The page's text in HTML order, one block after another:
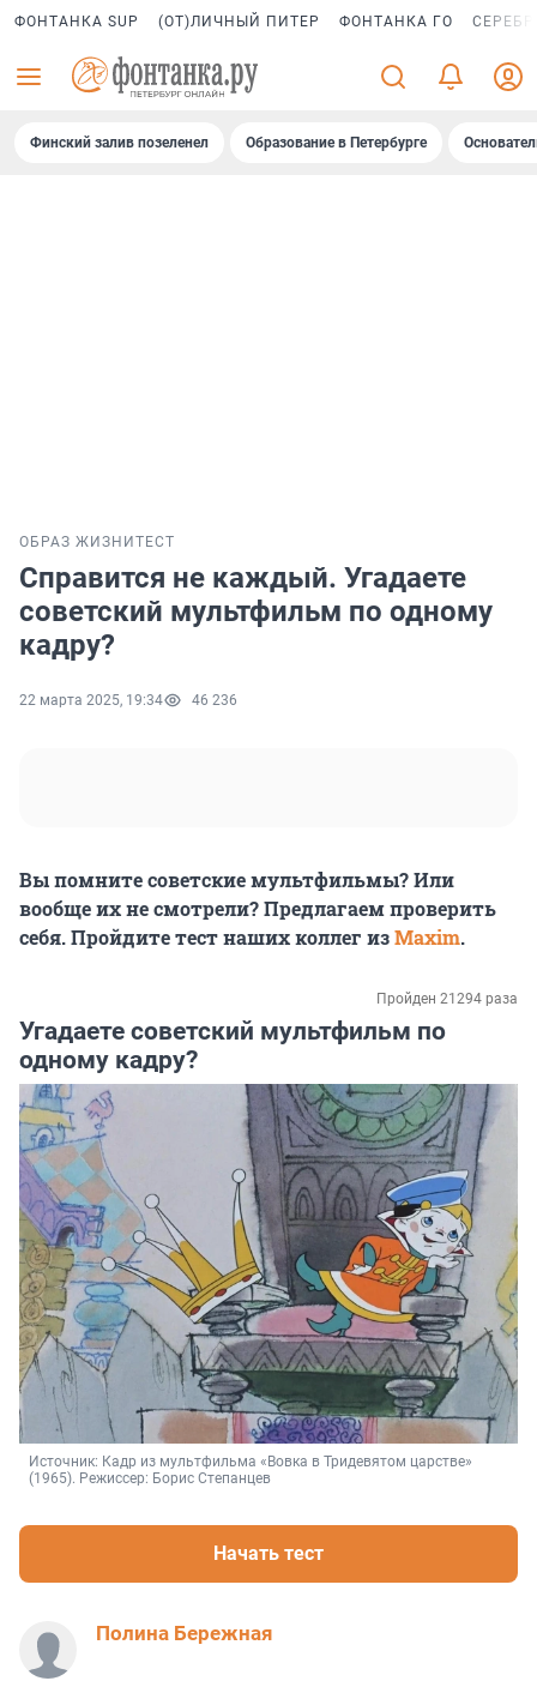
ФОНТАНКА SUP (ОТ)ЛИЧНЫЙ ПИТЕР ФОНТАНКА ГО
Финский залив позеленел Образование в Петербурге
ОБРАЗ ЖИЗНИ ТЕСТ
Справится не каждый. Угадаете
советский мультфильм по одному
кадру?
22 марта 2025, 19:34 46 236
Вы помните советские мультфильмы? Или
вообще их не смотрели? Предлагаем проверить
себя. Пройдите тест наших коллег изMaxim.
Пройден 21294 раза
Угадаете советский мультфильм по
одному кадру?
Источник: Кадр из мультфильма «Вовка в Тридевятом царстве»
(1965). Режиссер: Борис Степанцев
Начать тест
Полина Бережная